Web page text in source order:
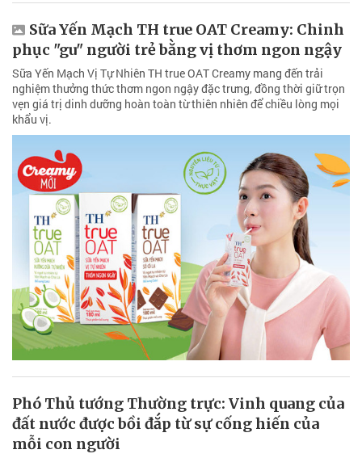
Sữa Yến Mạch TH true OAT Creamy: Chinh
phục "gu" người trẻ bằng vị thơm ngon ngậy
Sữa Yến Mạch Vị Tự Nhiên TH true OAT Creamy mang đến trải
nghiệm thưởng thức thơm ngon ngậy đặc trưng, đồng thời giữ trọn
vẹn giá trị dinh dưỡng hoàn toàn từ thiên nhiên để chiều lòng mọi
khẩu vị.
Phó Thủ tướng Thường trực: Vinh quang của
đất nước được bồi đắp từ sự cống hiến của
mỗi con người